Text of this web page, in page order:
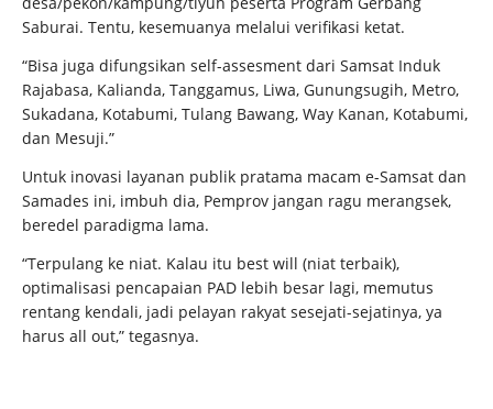
Saburai. Tentu, kesemuanya melalui verifikasi ketat.
“Bisa juga difungsikan self-assesment dari Samsat Induk
Rajabasa, Kalianda, Tanggamus, Liwa, Gunungsugih, Metro,
Sukadana, Kotabumi, Tulang Bawang, Way Kanan, Kotabumi,
dan Mesuji.”
Untuk inovasi layanan publik pratama macam e-Samsat dan
Samades ini, imbuh dia, Pemprov jangan ragu merangsek,
beredel paradigma lama.
“Terpulang ke niat. Kalau itu best will (niat terbaik),
optimalisasi pencapaian PAD lebih besar lagi, memutus
rentang kendali, jadi pelayan rakyat sesejati-sejatinya, ya
harus all out,” tegasnya.